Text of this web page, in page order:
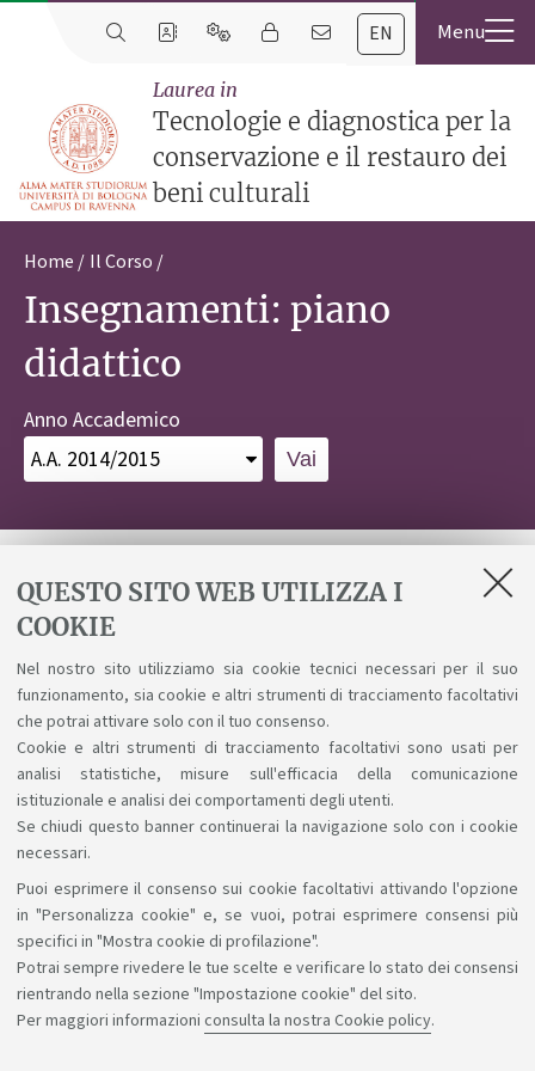
QUESTO SITO WEB UTILIZZA I
COOKIE
Nel nostro sito utilizziamo sia cookie tecnici necessari per il suo
funzionamento, sia cookie e altri strumenti di tracciamento facoltativi
che potrai attivare solo con il tuo consenso.
Cookie e altri strumenti di tracciamento facoltativi sono usati per
analisi statistiche, misure sull'efficacia della comunicazione
istituzionale e analisi dei comportamenti degli utenti.
Se chiudi questo banner continuerai la navigazione solo con i cookie
necessari.
Puoi esprimere il consenso sui cookie facoltativi attivando l'opzione
in "Personalizza cookie" e, se vuoi, potrai esprimere consensi più
specifici in "Mostra cookie di profilazione".
Potrai sempre rivedere le tue scelte e verificare lo stato dei consensi
rientrando nella sezione "Impostazione cookie" del sito.
Per maggiori informazioni consulta la nostra Cookie policy.
EN
Laurea in
Tecnologie e diagnostica per la
conservazione e il restauro dei
beni culturali
Home Il Corso
Insegnamenti: piano
didattico
Anno Accademico
Vai
Guarda il piano didattico che ti interessa, in base
all'anno in cui ti sei iscritto.
Piano di Studi III anno - A.A. 2014/2015
Sosteniamo il diritto alla conoscenza
Seguici su: